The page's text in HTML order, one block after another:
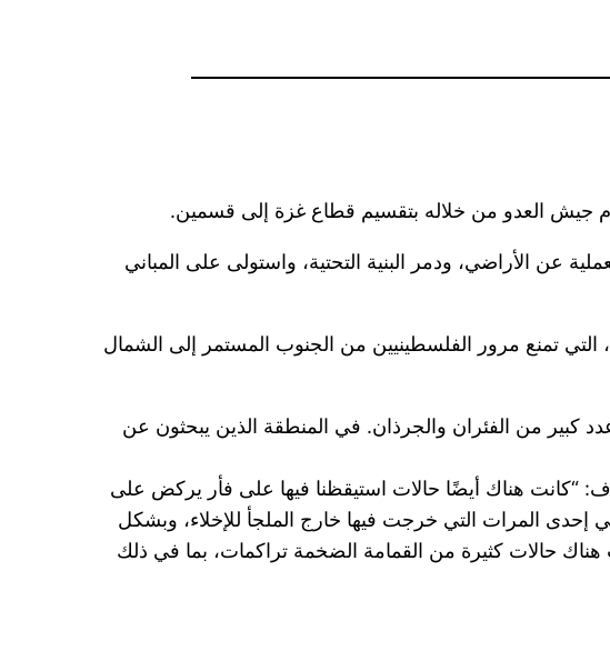
العدو من خلاله بتقسيم قطاع غزة إلى قسمين.
الأراضي، ودمر البنية التحتية، واستولى على المباني
“الممر” مأهول على مدار 24 ساعة طوال أيام الأسبوع، في هذه المرحلة من قبل قوات الفرقة 252، التي تمنع مرور الفلسطينيين من الجنوب المستمر إلى الشمال
من الفئران والجرذان. في المنطقة الذين يبحثون عن
“كانت هناك أيضًا حالات استيقظنا فيها على فأر يركض على
المرات التي خرجت فيها خارج الملجأ للإخلاء، وبشكل
هناك حالات كثيرة من القمامة الضخمة تراكمات، بما في ذلك